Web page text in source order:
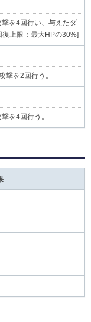
を4回行い、与えたダ
上限：最大HPの30%]
撃を2回行う。
を4回行う。